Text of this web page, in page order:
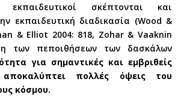
σκέπτονται και
εκπαιδευτική διαδικασία (Wood &
& Elliot 2004: 818, Zohar & Vaaknin
των πεποιθήσεων των δασκάλων
για σημαντικές και εμβριθείς
πολλές όψεις του
κόσμου.